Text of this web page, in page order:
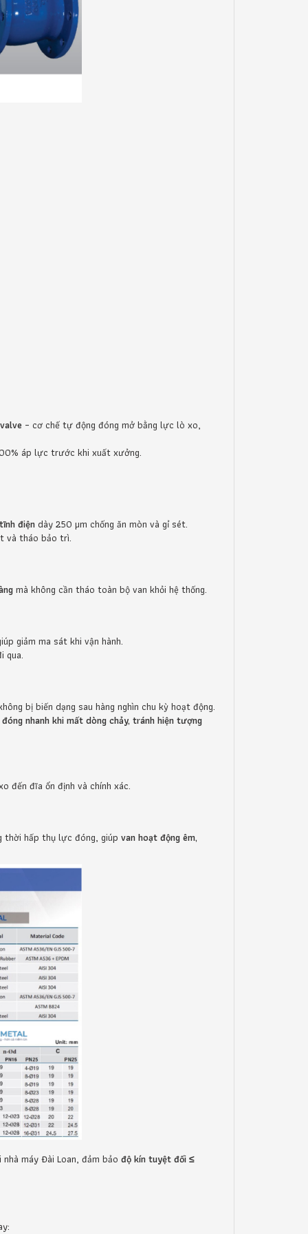
– cơ chế tự động đóng mở bằng lực lò xo,
áp lực trước khi xuất xưởng.
điệndày 250 µm chống ăn mòn và gỉ sét.
và tháo bảo trì.
mà không cần tháo toàn bộ van khỏi hệ thống.
giảm ma sát khi vận hành.
qua.
bị biến dạng sau hàng nghìn chu kỳ hoạt động.
nhanh khi mất dòng chảy, tránh hiện tượng
đĩa ổn định và chính xác.
thời hấp thụ lực đóng, giúp van hoạt động êm,
máy Đài Loan, đảm bảo độ kín tuyệt đối ≤